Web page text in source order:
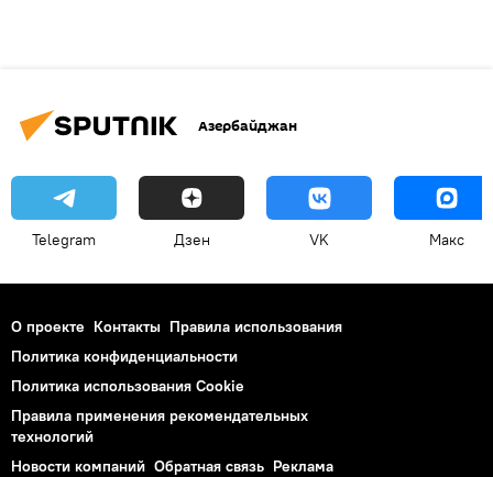
Азербайджан
Telegram Дзен VK Макс
О проекте Контакты Правила использования
Политика конфиденциальности
Политика использования Cookie
Правила применения рекомендательных
технологий
Новости компаний Обратная связь Реклама